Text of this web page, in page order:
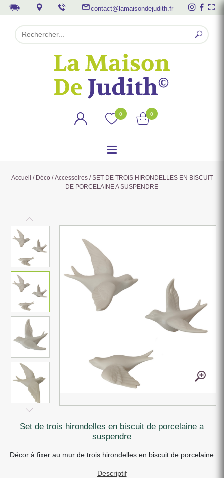
contact@lamaisondejudith.fr
0 0
Accueil / Déco/Accessoires/ SET DE TROIS HIRONDELLES EN BISCUIT
DE PORCELAINE A SUSPENDRE
set de trois hirondelles en biscuit de porcelaine a
suspendre
Décor à fixer au mur de trois hirondelles en biscuit de porcelaine
Descriptif